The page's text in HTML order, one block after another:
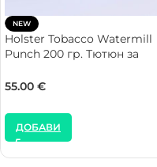
NEW
Holster Tobacco Watermill
Punch 200 гр. Тютюн за
55.00 €
ДОБАВИ